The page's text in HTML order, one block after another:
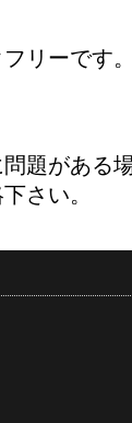
リーです
題がある
さい。